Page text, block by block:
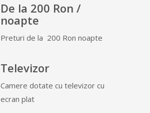
De la 200 Ron /
noapte
Preturi de la 200 Ron noapte
Televizor
Camere dotate cu televizor cu
ecran plat